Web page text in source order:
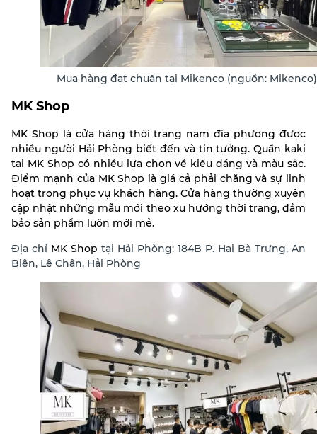
Mua hàng đạt chuẩn tại Mikenco (nguồn: Mikenco)
MK Shop
MK Shop là cửa hàng thời trang nam địa phương được
nhiều người Hải Phòng biết đến và tin tưởng.Quần kaki
tại MK Shop có nhiều lựa chọn về kiểu dáng và màu sắc.
Điểm mạnh của MK Shop là giá cả phải chăng và sự linh
hoạt trong phục vụ khách hàng. Cửa hàng thường xuyên
cập nhật những mẫu mới theo xu hướng thời trang, đảm
bảo sản phẩm luôn mới mẻ.
Địa chỉ MK Shop tại Hải Phòng: 184B P. Hai Bà Trưng, An
Biên, Lê Chân, Hải Phòng